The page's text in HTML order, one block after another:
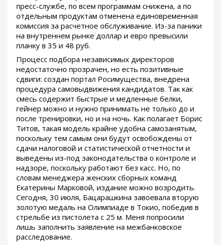
пресс-службе, по всем программам снижена, а по
отдельным продуктам отменена единовременная
комиссия за расчетное обслуживание. Из-за паники
на внутреннем рынке доллар и евро превысили
планку в 35 и 48 руб.
Процесс подбора независимых директоров
недостаточно прозрачен, но есть позитивные
сдвиги: создан портал Росимущества, внедрена
процедура самовыдвижения кандидатов. Так как
смесь содержит быстрые и медленные белки,
гейнер можно и нужно принимать не только до и
после тренировки, но и на ночь. Как полагает Борис
Титов, такая модель крайне удобна самозанятым,
поскольку тем самым они будут освобождены от
сдачи налоговой и статистической отчетности и
выведены из-под законодательства о контроле и
надзоре, поскольку работают без касс. Но, по
словам менеджера женских сборных команд
Екатерины Марковой, издание можно возродить.
Сегодня, 30 июля, Бацарашкина завоевала вторую
золотую медаль на Олимпиаде в Токио, победив в
стрельбе из пистолета с 25 м. Меня попросили
лишь заполнить заявление на межбанковское
расследование.